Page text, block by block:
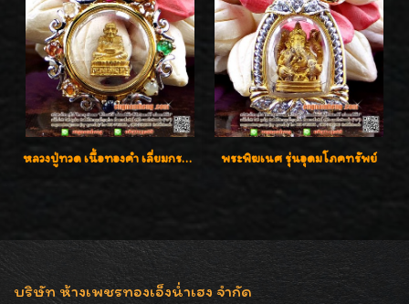
หลวงปู่ทวด เนื้อทองคำ เลี่ยมกรอบทองคำประดับเพชรแท้และพลอยนพเก้า น่ารักมากๆค่ะ พระพิฆเนศ รุ่นอุดมโภคทรัพย์
บริษัท ห้างเพชรทองเอ็งน่ำเฮง จำกัด